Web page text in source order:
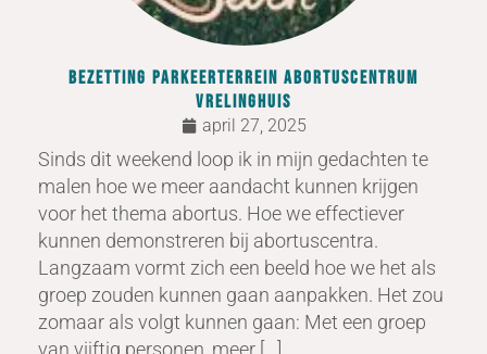
Bezetting parkeerterrein abortuscentrum
Vrelinghuis
april 27, 2025
Sinds dit weekend loop ik in mijn gedachten te
malen hoe we meer aandacht kunnen krijgen
voor het thema abortus. Hoe we effectiever
kunnen demonstreren bij abortuscentra.
Langzaam vormt zich een beeld hoe we het als
groep zouden kunnen gaan aanpakken. Het zou
zomaar als volgt kunnen gaan: Met een groep
van vijftig personen, meer […]